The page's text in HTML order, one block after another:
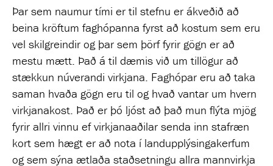
Þar sem naumur tími er til stefnu er ákveðið að
beina kröftum faghópanna fyrst að kostum sem eru
vel skilgreindir og þar sem þörf fyrir gögn er að
mestu mætt. Það á til dæmis við um tillögur að
stækkun núverandi virkjana. Faghópar eru að taka
saman hvaða gögn eru til og hvað vantar um hvern
virkjanakost. Það er þó ljóst að það mun flýta mjög
fyrir allri vinnu ef virkjanaaðilar senda inn stafræn
kort sem hægt er að nota í landupplýsingakerfum
og sem sýna ætlaða staðsetningu allra mannvirkja